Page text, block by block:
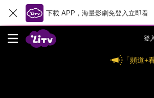
下載 APP，海量影劇免登入立即看
登
「頻道+